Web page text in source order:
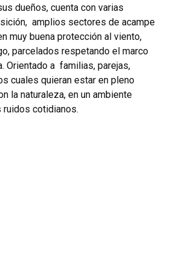
dueños, cuenta con varias
amplios sectores de acampe
muy buena protección al viento,
parcelados respetando el marco
Orientado a familias, parejas,
cuales quieran estar en pleno
la naturaleza, en un ambiente
cotidianos.